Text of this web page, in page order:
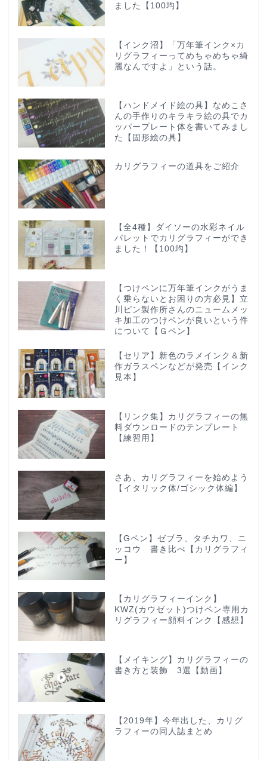
ました【100均】
【インク沼】「万年筆インク×カ
リグラフィーってめちゃめちゃ綺
麗なんですよ」という話。
【ハンドメイド絵の具】なめこさ
んの手作りのキラキラ絵の具でカ
ッパープレート体を書いてみまし
た【固形絵の具】
カリグラフィーの道具をご紹介
【全4種】ダイソーの水彩ネイル
パレットでカリグラフィーができ
ました！【100均】
【つけペンに万年筆インクがうま
く乗らないとお困りの方必見】立
川ピン製作所さんのニュームメッ
キ加工のつけペンが良いという件
について【Ｇペン】
【セリア】新色のラメインク＆新
作ガラスペンなどが発売【インク
見本】
【リンク集】カリグラフィーの無
料ダウンロードのテンプレート
【練習用】
さあ、カリグラフィーを始めよう
【イタリック体/ゴシック体編】
【Gペン】ゼブラ、タチカワ、ニ
ッコウ 書き比べ【カリグラフィ
ー】
【カリグラフィーインク】
KWZ(カウゼット)つけペン専用カ
リグラフィー顔料インク【感想】
【メイキング】カリグラフィーの
書き方と装飾 3選【動画】
【2019年】今年出した、カリグ
ラフィーの同人誌まとめ